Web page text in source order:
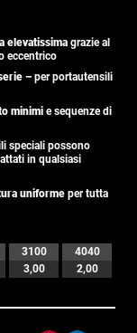
elevatissima grazie al
eccentrico
– per portautensili
minimi e sequenze di
speciali possono
in qualsiasi
uniforme per tutta
3100
4040
3,00 2,00